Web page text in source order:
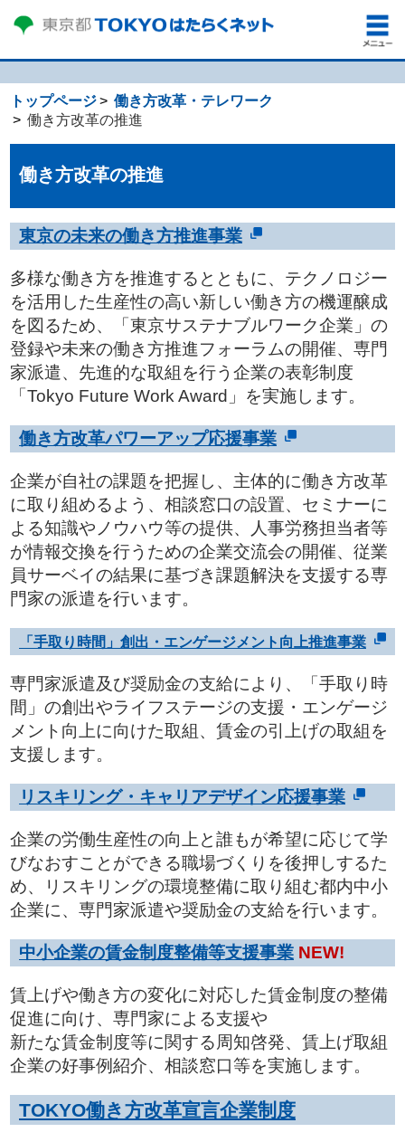
トップページ
働き方改革・テレワーク
働き方改革の推進
働き方改革の推進
東京の未来の働き方推進事業
多様な働き方を推進するとともに、テクノロジー
を活用した生産性の高い新しい働き方の機運醸成
を図るため、「東京サステナブルワーク企業」の
登録や未来の働き方推進フォーラムの開催、専門
家派遣、先進的な取組を行う企業の表彰制度
「Tokyo Future Work Award」を実施します。
働き方改革パワーアップ応援事業
企業が自社の課題を把握し、主体的に働き方改革
に取り組めるよう、相談窓口の設置、セミナーに
よる知識やノウハウ等の提供、人事労務担当者等
が情報交換を行うための企業交流会の開催、従業
員サーベイの結果に基づき課題解決を支援する専
門家の派遣を行います。
「手取り時間」創出・エンゲージメント向上推進事業
専門家派遣及び奨励金の支給により、「手取り時
間」の創出やライフステージの支援・エンゲージ
メント向上に向けた取組、賃金の引上げの取組を
支援します。
リスキリング・キャリアデザイン応援事業
企業の労働生産性の向上と誰もが希望に応じて学
びなおすことができる職場づくりを後押しするた
め、リスキリングの環境整備に取り組む都内中小
企業に、専門家派遣や奨励金の支給を行います。
中小企業の賃金制度整備等支援事業 NEW!
賃上げや働き方の変化に対応した賃金制度の整備
促進に向け、専門家による支援や
新たな賃金制度等に関する周知啓発、賃上げ取組
企業の好事例紹介、相談窓口等を実施します。
TOKYO働き方改革宣言企業制度